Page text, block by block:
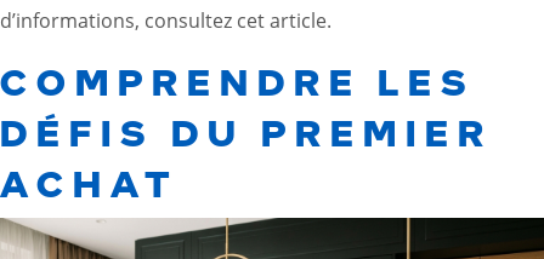
d’informations, consultez cet article.
COMPRENDRE LES
DÉFIS DU PREMIER
ACHAT